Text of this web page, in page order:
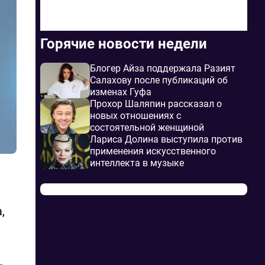
Горячие новости недели
Блогер Айза поддержала Разият
Салахову после публикаций об
изменах Гуфа
Прохор Шаляпин рассказал о
новых отношениях с
состоятельной женщиной
Лариса Долина выступила против
применения искусственного
интеллекта в музыке